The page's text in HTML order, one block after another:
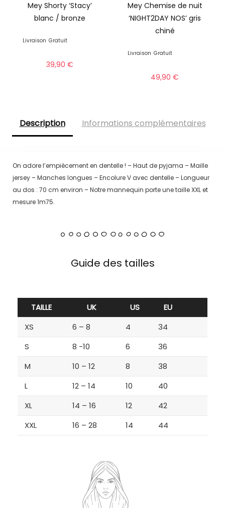
Mey Shorty ‘Stacy’
blanc / bronze
Livraison Gratuit
39,90€
Mey Chemise de nuit
‘NIGHT2DAY NOS’ gris
chiné
Livraison Gratuit
49,90€
Description Informations complémentaires
On adore l’empiècement en dentelle ! – Haut de pyjama – Maille
jersey – Manches longues – Encolure V avec dentelle – Longueur
au dos : 70 cm environ – Notre mannequin porte une taille XXL et
mesure 1m75.
Guide des tailles
TAILLE UK US
EU
XS
6 – 8 4
34
S
8 -10 6
36
M
10 – 12 8
38
L
12 – 14 10
40
XL
14 – 16 12
42
XXL
16 – 28 14 44